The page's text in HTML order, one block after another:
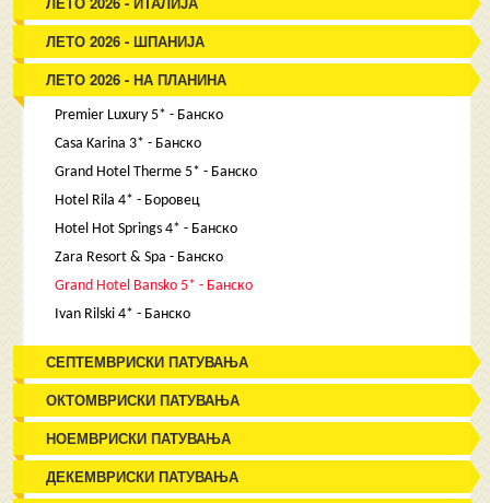
ЛЕТО 2026 - ШПАНИЈА
ЛЕТО 2026 - НА ПЛАНИНА
Premier Luxury 5* - Банско
Casa Karina 3* - Банско
Grand Hotel Therme 5* - Банско
Hotel Rila 4* - Боровец
Hotel Hot Springs 4* - Банско
Zara Resort & Spa - Банско
Grand Hotel Bansko 5* - Банско
Ivan Rilski 4* - Банско
СЕПТЕМВРИСКИ ПАТУВАЊА
ОКТОМВРИСКИ ПАТУВАЊА
НОЕМВРИСКИ ПАТУВАЊА
ДЕКЕМВРИСКИ ПАТУВАЊА